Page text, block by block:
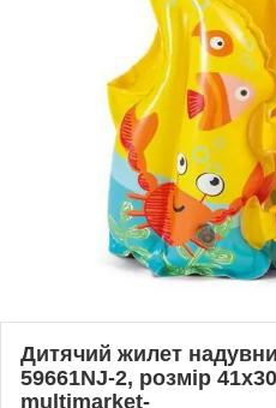
Дитячий жилет
59661NJ-2, розмір
multimarket-